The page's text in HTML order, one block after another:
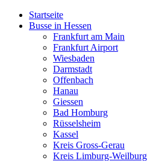
Startseite
Busse in Hessen
Frankfurt am Main
Frankfurt Airport
Wiesbaden
Darmstadt
Offenbach
Hanau
Giessen
Bad Homburg
Rüsselsheim
Kassel
Kreis Gross-Gerau
Kreis Limburg-Weilburg